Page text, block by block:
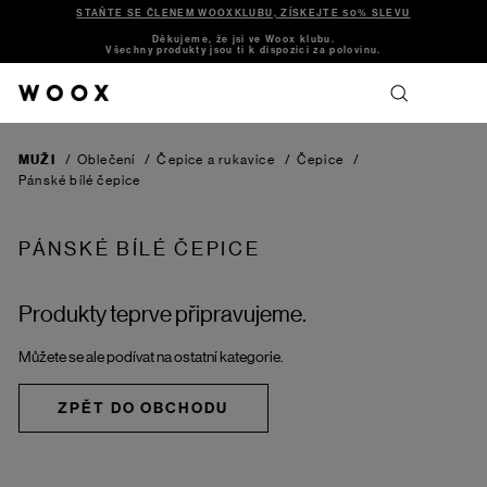
STAŇTE SE ČLENEM WOOXKLUBU, ZÍSKEJTE 50% SLEVU
Děkujeme, že jsi ve Woox klubu.
Všechny produkty jsou ti k dispozici za polovinu.
MUŽI / Oblečení / Čepice a rukavice / Čepice
/
Pánské bílé čepice
PÁNSKÉ BÍLÉ ČEPICE
Produkty teprve připravujeme.
Můžete se ale podívat na ostatní kategorie.
ZPĚT DO OBCHODU